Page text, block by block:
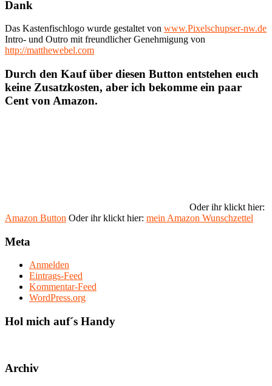
Dank
Das Kastenfischlogo wurde gestaltet von www.Pixelschupser-nw.de
Intro- und Outro mit freundlicher Genehmigung von
http://matthewebel.com
Durch den Kauf über diesen Button entstehen euch
keine Zusatzkosten, aber ich bekomme ein paar
Cent von Amazon.
Oder ihr klickt hier:
Amazon Button Oder ihr klickt hier: mein Amazon Wunschzettel
Meta
Anmelden
Eintrags-Feed
Kommentar-Feed
WordPress.org
Hol mich auf´s Handy
Archiv